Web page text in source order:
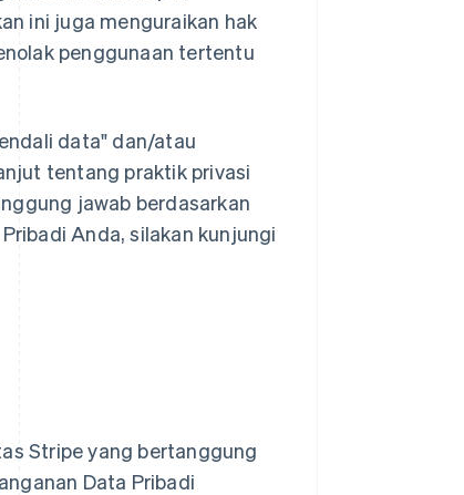
ini juga menguraikan hak
penggunaan tertentu
data" dan/atau
tentang praktik privasi
jawab berdasarkan
Anda, silakan kunjungi
Stripe yang bertanggung
Data Pribadi